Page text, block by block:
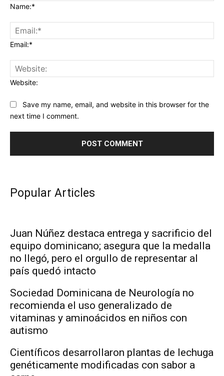
Name:*
Email:*
Website:
Save my name, email, and website in this browser for the
next time I comment.
Popular Articles
Juan Núñez destaca entrega y sacrificio del
equipo dominicano; asegura que la medalla
no llegó, pero el orgullo de representar al
país quedó intacto
Sociedad Dominicana de Neurología no
recomienda el uso generalizado de
vitaminas y aminoácidos en niños con
autismo
Científicos desarrollaron plantas de lechuga
genéticamente modificadas con sabor a